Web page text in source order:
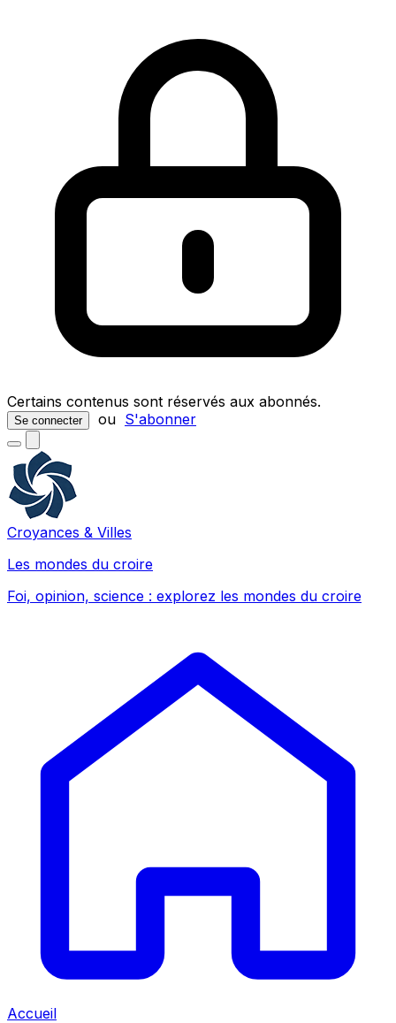
Certains contenus sont réservés aux abonnés.
Se connecter ou S'abonner
Croyances & Villes
Les mondes du croire
Foi, opinion, science : explorez les mondes du croire
Accueil